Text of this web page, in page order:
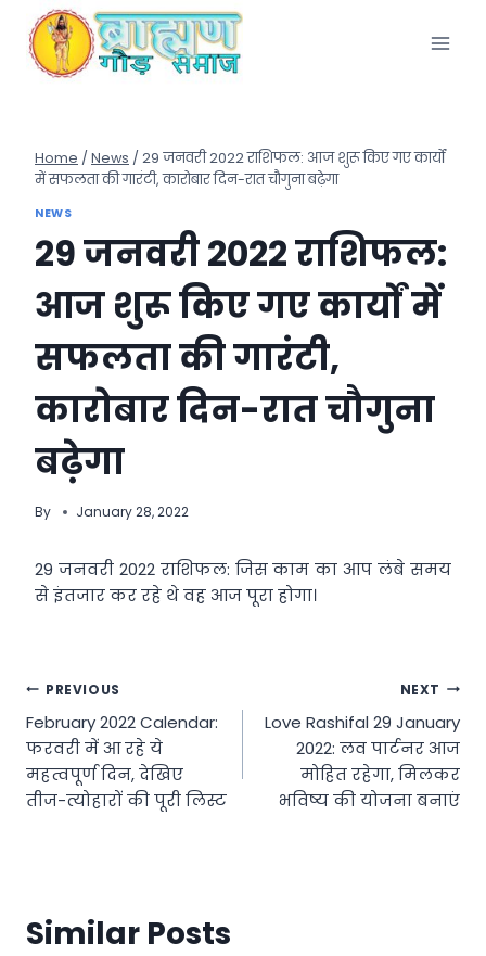
content
Home / News / 29 जनवरी 2022 राशिफल: आज शुरू किए गए कार्यों
में सफलता की गारंटी, कारोबार दिन-रात चौगुना बढ़ेगा
NEWS
29 जनवरी 2022 राशिफल:
आज शुरू किए गए कार्यों में
सफलता की गारंटी,
कारोबार दिन-रात चौगुना
बढ़ेगा
By January 28, 2022
29 जनवरी 2022 राशिफल: जिस काम का आप लंबे समय
से इंतजार कर रहे थे वह आज पूरा होगा।
Post
navigation
PREVIOUS
February 2022 Calendar:
फरवरी में आ रहे ये
महत्वपूर्ण दिन, देखिए
तीज-त्योहारों की पूरी लिस्ट
NEXT
Love Rashifal 29 January
2022: लव पार्टनर आज
मोहित रहेगा, मिलकर
भविष्य की योजना बनाएं
Similar Posts